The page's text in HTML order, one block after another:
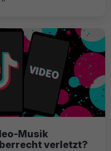
Musik
verletzt?